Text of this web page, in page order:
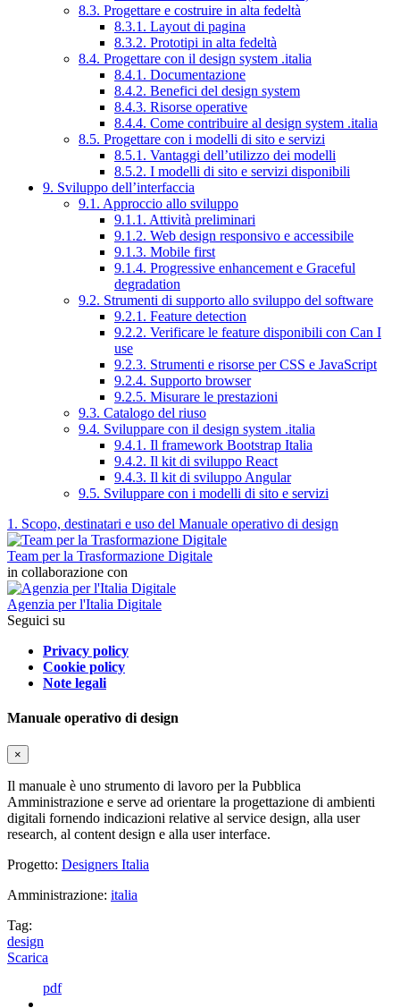
8.3. Progettare e costruire in alta fedeltà
8.3.1. Layout di pagina
8.3.2. Prototipi in alta fedeltà
8.4. Progettare con il design system .italia
8.4.1. Documentazione
8.4.2. Benefici del design system
8.4.3. Risorse operative
8.4.4. Come contribuire al design system .italia
8.5. Progettare con i modelli di sito e servizi
8.5.1. Vantaggi dell’utilizzo dei modelli
8.5.2. I modelli di sito e servizi disponibili
9. Sviluppo dell’interfaccia
9.1. Approccio allo sviluppo
9.1.1. Attività preliminari
9.1.2. Web design responsivo e accessibile
9.1.3. Mobile first
9.1.4. Progressive enhancement e Graceful
degradation
9.2. Strumenti di supporto allo sviluppo del software
9.2.1. Feature detection
9.2.2. Verificare le feature disponibili con Can I
use
9.2.3. Strumenti e risorse per CSS e JavaScript
9.2.4. Supporto browser
9.2.5. Misurare le prestazioni
9.3. Catalogo del riuso
9.4. Sviluppare con il design system .italia
9.4.1. Il framework Bootstrap Italia
9.4.2. Il kit di sviluppo React
9.4.3. Il kit di sviluppo Angular
9.5. Sviluppare con i modelli di sito e servizi
1. Scopo, destinatari e uso del Manuale operativo di design
Team per la Trasformazione Digitale
in collaborazione con
Agenzia per l'Italia Digitale
Seguici su
Privacy policy
Cookie policy
Note legali
Manuale operativo di design
×
Il manuale è uno strumento di lavoro per la Pubblica
Amministrazione e serve ad orientare la progettazione di ambienti
digitali fornendo indicazioni relative al service design, alla user
research, al content design e alla user interface.
Progetto: Designers Italia
Amministrazione: italia
Tag:
design
Scarica
pdf